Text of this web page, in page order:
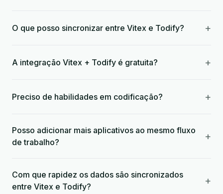
O que posso sincronizar entre Vitex e Todify? +
A integração Vitex + Todify é gratuita? +
Preciso de habilidades em codificação? +
Posso adicionar mais aplicativos ao mesmo fluxo
de trabalho?
+
Com que rapidez os dados são sincronizados
entre Vitex e Todify?
+